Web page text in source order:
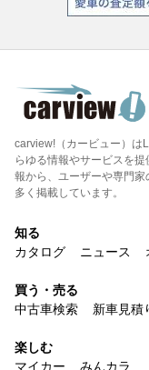
carview!（カービュー）は
らゆる情報やサービスを
報から、ユーザーや専門
多く掲載しています。
知る
カタログ
ニュース
買う・売る
中古車検索
新車見積
楽しむ
マイカー
みんカラ